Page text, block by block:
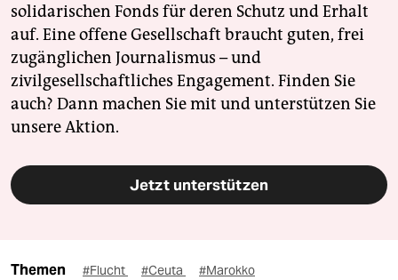
solidarischen Fonds für deren Schutz und Erhalt
auf. Eine offene Gesellschaft braucht guten, frei
zugänglichen Journalismus – und
zivilgesellschaftliches Engagement. Finden Sie
auch? Dann machen Sie mit und unterstützen Sie
unsere Aktion.
Jetzt unterstützen
Themen #Flucht #Ceuta #Marokko